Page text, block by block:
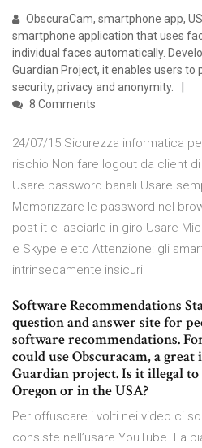
ObscuraCam, smartphone app,
smartphone application that uses
individual faces automatically.
Guardian Project, it enables users to
security, privacy and anonymity.
8 Comments
24/07/15 Sicurezza informatica
rischio Non fare logout da client
Usare password banali Usare
Memorizzare le password nel
post-it e lasciarle in giro Usare
e Skype e etc Attenzione: gli
intrinsecamente insicuri
Software Recommendations
question and answer site for
software recommendations.
could use Obscuracam, a great
Guardian project. Is it illegal
Oregon or in the USA?
Per offuscare i volti nei video ci
consiste nell’usare YouTube. La